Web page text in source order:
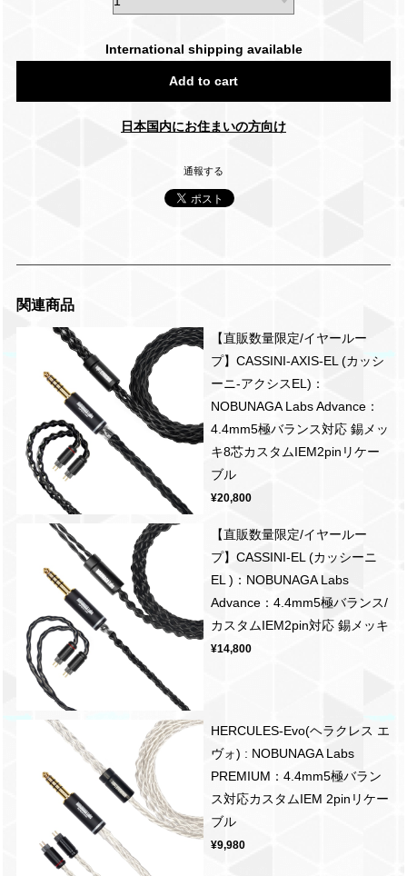
International shipping available
Add to cart
日本国内にお住まいの方向け
通報する
関連商品
【直販数量限定/イヤールー
プ】CASSINI-AXIS-EL (カッシ
ーニ-アクシスEL)：
NOBUNAGA Labs Advance：
4.4mm5極バランス対応 錫メッ
キ8芯カスタムIEM2pinリケー
ブル
¥20,800
【直販数量限定/イヤールー
プ】CASSINI-EL (カッシーニ
EL )：NOBUNAGA Labs
Advance：4.4mm5極バランス/
カスタムIEM2pin対応 錫メッキ
¥14,800
HERCULES-Evo(ヘラクレス エ
ヴォ) : NOBUNAGA Labs
PREMIUM：4.4mm5極バラン
ス対応カスタムIEM 2pinリケー
ブル
¥9,980